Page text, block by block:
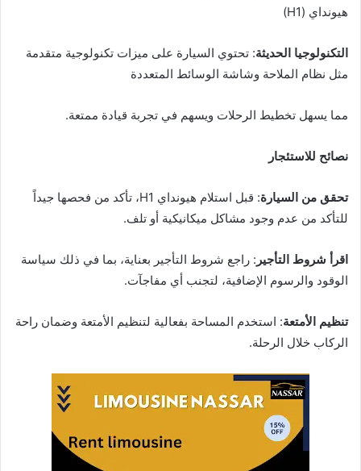
هيونداي (H1)
التكنولوجيا الحديثة: تحتوي السيارة على ميزات تكنولوجية متقدمة
مثل نظام الملاحة وشاشة الوسائط المتعددة
مما يسهل تخطيط الرحلات ويسهم في تجربة قيادة ممتعة.
نصائح للاستئجار
تحقق من السيارة
: قبل استلام هيونداي H1، تأكد من فحصها جيداً
للتأكد من عدم وجود مشاكل ميكانيكية أو تلف.
اقرأ شروط التأجير : راجع شروط التأجير بعناية، بما في ذلك سياسة
الوقود والرسوم الإضافية، لتجنب أي مفاجآت.
تنظيم الأمتعة: استخدم المساحة بفعالية لتنظيم الأمتعة وضمان راحة
الركاب خلال الرحلة.